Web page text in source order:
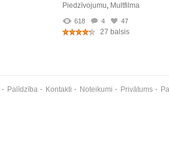
Piedzīvojumu, Multfilma
618 4 47
27 balsis
Palīdzība Kontakti Noteikumi Privātums